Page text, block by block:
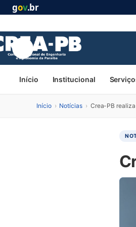
gov.br
Início Institucional
Início › Notícias › Crea-PB